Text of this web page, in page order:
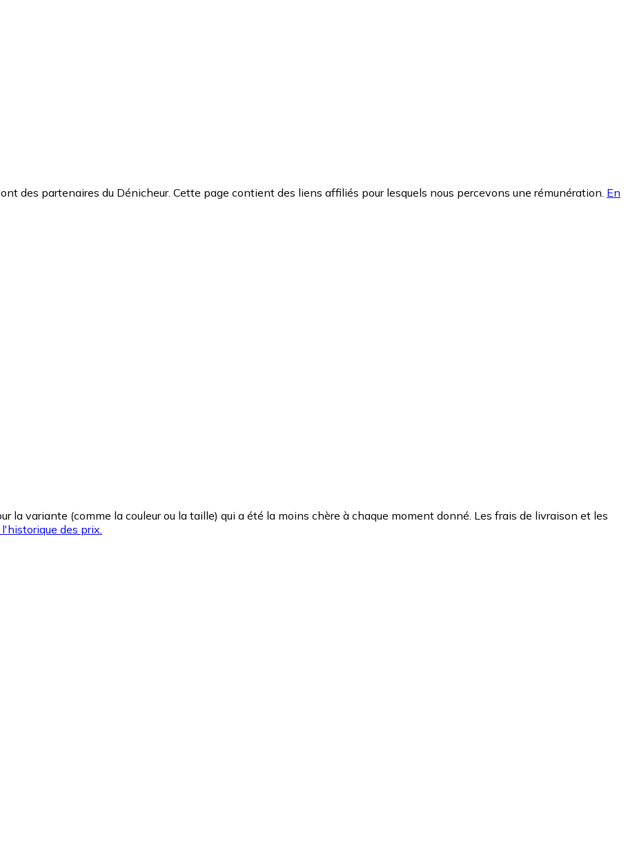
des partenaires du Dénicheur. Cette page contient des liens affiliés pour lesquels nous percevons une rémunération. En
la variante (comme la couleur ou la taille) qui a été la moins chère à chaque moment donné. Les frais de livraison et les
des prix.